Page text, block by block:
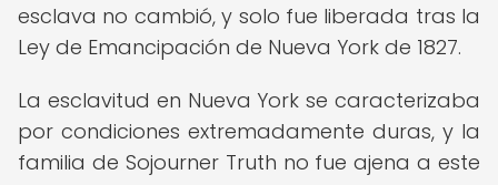
esclava no cambió, y solo fue liberada tras la
Ley de Emancipación de Nueva York de 1827.
La esclavitud en Nueva York se caracterizaba
por condiciones extremadamente duras, y la
familia de Sojourner Truth no fue ajena a este